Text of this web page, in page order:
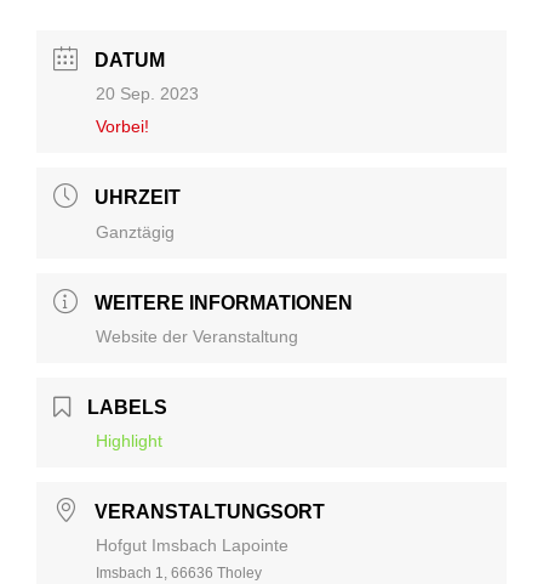
DATUM
20 Sep. 2023
Vorbei!
UHRZEIT
Ganztägig
WEITERE INFORMATIONEN
Website der Veranstaltung
LABELS
Highlight
VERANSTALTUNGSORT
Hofgut Imsbach Lapointe
Imsbach 1, 66636 Tholey